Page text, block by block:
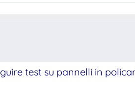
test su pannelli in